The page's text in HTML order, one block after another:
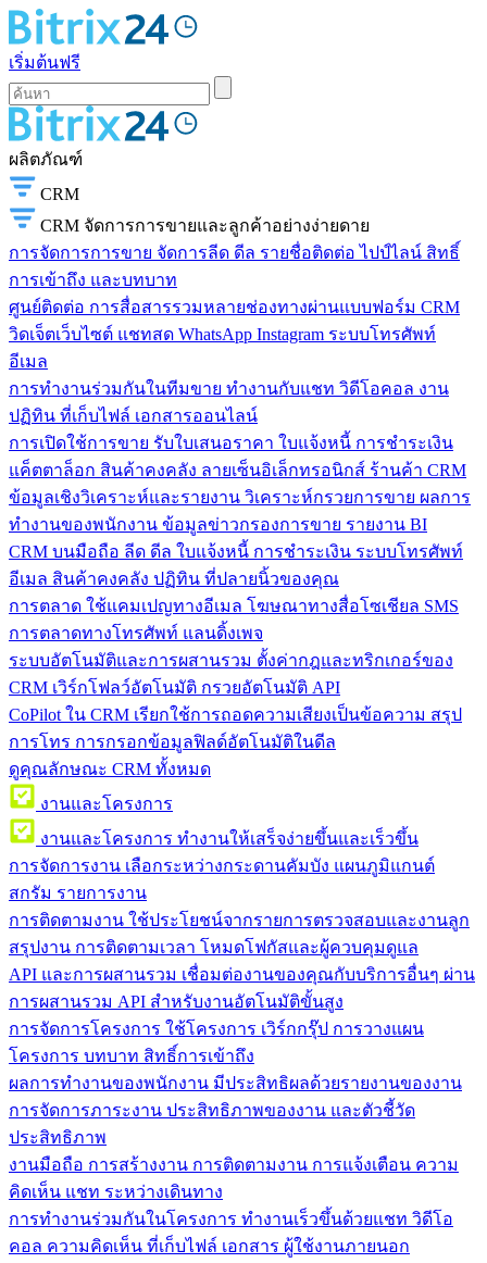
เริ่มต้นฟรี
ผลิตภัณฑ์
CRM
CRM จัดการการขายและลูกค้าอย่างง่ายดาย
การจัดการการขาย จัดการลีด ดีล รายชื่อติดต่อ ไปป์ไลน์ สิทธิ์
การเข้าถึง และบทบาท
ศูนย์ติดต่อ การสื่อสารรวมหลายช่องทางผ่านแบบฟอร์ม CRM
วิดเจ็ตเว็บไซต์ แชทสด WhatsApp Instagram ระบบโทรศัพท์
อีเมล
การทำงานร่วมกันในทีมขาย ทำงานกับแชท วิดีโอคอล งาน
ปฏิทิน ที่เก็บไฟล์ เอกสารออนไลน์
การเปิดใช้การขาย รับใบเสนอราคา ใบแจ้งหนี้ การชำระเงิน
แค็ตตาล็อก สินค้าคงคลัง ลายเซ็นอิเล็กทรอนิกส์ ร้านค้า CRM
ข้อมูลเชิงวิเคราะห์และรายงาน วิเคราะห์กรวยการขาย ผลการ
ทำงานของพนักงาน ข้อมูลข่าวกรองการขาย รายงาน BI
CRM บนมือถือ ลีด ดีล ใบแจ้งหนี้ การชำระเงิน ระบบโทรศัพท์
อีเมล สินค้าคงคลัง ปฏิทิน ที่ปลายนิ้วของคุณ
การตลาด ใช้แคมเปญทางอีเมล โฆษณาทางสื่อโซเชียล SMS
การตลาดทางโทรศัพท์ แลนดิ้งเพจ
ระบบอัตโนมัติและการผสานรวม ตั้งค่ากฎและทริกเกอร์ของ
CRM เวิร์กโฟลว์อัตโนมัติ กรวยอัตโนมัติ API
CoPilot ใน CRM เรียกใช้การถอดความเสียงเป็นข้อความ สรุป
การโทร การกรอกข้อมูลฟิลด์อัตโนมัติในดีล
ดูคุณลักษณะ CRM ทั้งหมด
งานและโครงการ
งานและโครงการ ทำงานให้เสร็จง่ายขึ้นและเร็วขึ้น
การจัดการงาน เลือกระหว่างกระดานคัมบัง แผนภูมิแกนต์
สกรัม รายการงาน
การติดตามงาน ใช้ประโยชน์จากรายการตรวจสอบและงานลูก
สรุปงาน การติดตามเวลา โหมดโฟกัสและผู้ควบคุมดูแล
API และการผสานรวม เชื่อมต่องานของคุณกับบริการอื่นๆ ผ่าน
การผสานรวม API สำหรับงานอัตโนมัติขั้นสูง
การจัดการโครงการ ใช้โครงการ เวิร์กกรุ๊ป การวางแผน
โครงการ บทบาท สิทธิ์การเข้าถึง
ผลการทำงานของพนักงาน มีประสิทธิผลด้วยรายงานของงาน
การจัดการภาระงาน ประสิทธิภาพของงาน และตัวชี้วัด
ประสิทธิภาพ
งานมือถือ การสร้างงาน การติดตามงาน การแจ้งเตือน ความ
คิดเห็น แชท ระหว่างเดินทาง
การทำงานร่วมกันในโครงการ ทํางานเร็วขึ้นด้วยแชท วิดีโอ
คอล ความคิดเห็น ที่เก็บไฟล์ เอกสาร ผู้ใช้งานภายนอก